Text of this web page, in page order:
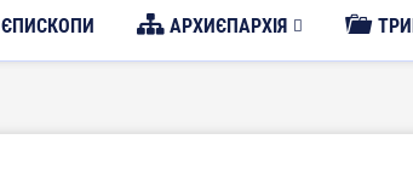
ЄПИСКОПИ АРХИЄПАРХІЯ